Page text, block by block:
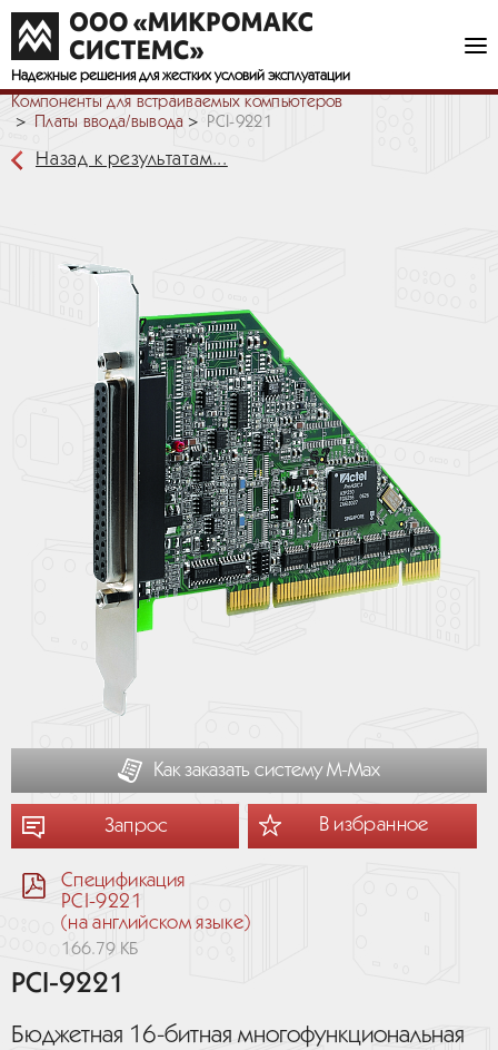
Надежные решения для жестких условий эксплуатации
Компоненты для встраиваемых компьютеров
Платы ввода/вывода
PCI-9221
Назад к результатам...
Как заказать систему М-Мах
Запрос В избранное
Спецификация
PCI-9221
(на английском языке)
166.79 КБ
PCI-9221
Бюджетная 16-битная многофункциональная